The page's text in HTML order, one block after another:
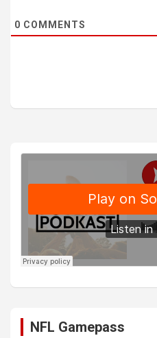
0 COMMENTS
NFL Gamepass